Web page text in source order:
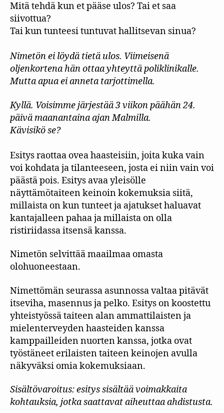
Mitä tehdä kun et pääse ulos? Tai et saa
siivottua?
Tai kun tunteesi tuntuvat hallitsevan sinua?
Nimetön ei löydä tietä ulos. Viimeisenä
oljenkortena hän ottaa yhteyttä poliklinikalle.
Mutta apua ei anneta tarjottimella.
Kyllä. Voisimme järjestää 3 viikon päähän 24.
päivä maanantaina ajan Malmilla.
Kävisikö se?
Esitys raottaa ovea haasteisiin, joita kuka vain
voi kohdata ja tilanteeseen, josta ei niin vain voi
päästä pois. Esitys avaa yleisölle
näyttämötaiteen keinoin kokemuksia siitä,
millaista on kun tunteet ja ajatukset haluavat
kantajalleen pahaa ja millaista on olla
ristiriidassa itsensä kanssa.
Nimetön selvittää maailmaa omasta
olohuoneestaan.
Nimettömän seurassa asunnossa valtaa pitävät
itseviha, masennus ja pelko. Esitys on koostettu
yhteistyössä taiteen alan ammattilaisten ja
mielenterveyden haasteiden kanssa
kamppailleiden nuorten kanssa, jotka ovat
työstäneet erilaisten taiteen keinojen avulla
näkyväksi omia kokemuksiaan.
Sisältövaroitus: esitys sisältää voimakkaita
kohtauksia, jotka saattavat aiheuttaa ahdistusta.